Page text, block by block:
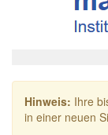
Hinweis: Ihre
in einer neuen